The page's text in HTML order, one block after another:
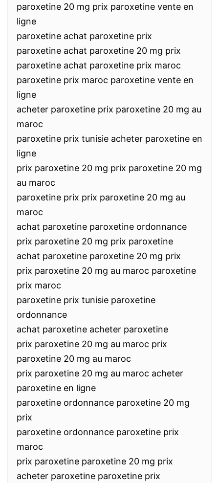
paroxetine 20 mg prix paroxetine vente en
ligne
paroxetine achat paroxetine prix
paroxetine achat paroxetine 20 mg prix
paroxetine achat paroxetine prix maroc
paroxetine prix maroc paroxetine vente en
ligne
acheter paroxetine prix paroxetine 20 mg au
maroc
paroxetine prix tunisie acheter paroxetine en
ligne
prix paroxetine 20 mg prix paroxetine 20 mg
au maroc
paroxetine prix prix paroxetine 20 mg au
maroc
achat paroxetine paroxetine ordonnance
prix paroxetine 20 mg prix paroxetine
achat paroxetine paroxetine 20 mg prix
prix paroxetine 20 mg au maroc paroxetine
prix maroc
paroxetine prix tunisie paroxetine
ordonnance
achat paroxetine acheter paroxetine
prix paroxetine 20 mg au maroc prix
paroxetine 20 mg au maroc
prix paroxetine 20 mg au maroc acheter
paroxetine en ligne
paroxetine ordonnance paroxetine 20 mg
prix
paroxetine ordonnance paroxetine prix
maroc
prix paroxetine paroxetine 20 mg prix
acheter paroxetine paroxetine prix